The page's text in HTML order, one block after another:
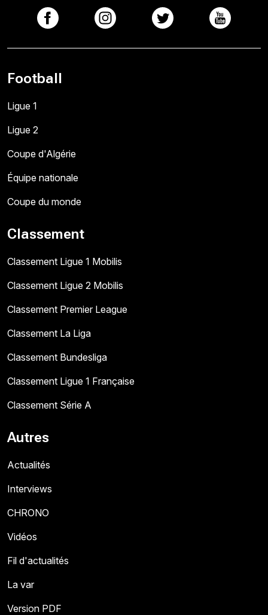
Football
Ligue 1
Ligue 2
Coupe d'Algérie
Équipe nationale
Coupe du monde
Classement
Classement Ligue 1 Mobilis
Classement Ligue 2 Mobilis
Classement Premier League
Classement La Liga
Classement Bundesliga
Classement Ligue 1 Française
Classement Série A
Autres
Actualités
Interviews
CHRONO
Vidéos
Fil d'actualités
La var
Version PDF